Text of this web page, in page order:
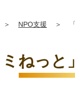
＞ NPO支援 ＞
ミねっ